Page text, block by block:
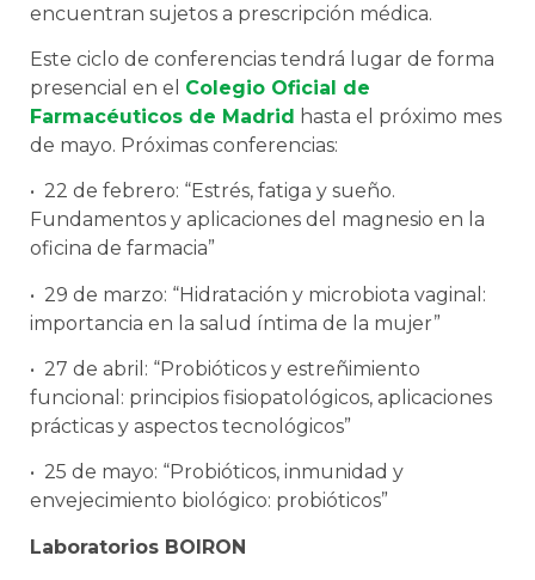
encuentran sujetos a prescripción médica.
Este ciclo de conferencias tendrá lugar de forma
presencial en el Colegio Oficial de
Farmacéuticos de Madrid hasta el próximo mes
de mayo. Próximas conferencias:
• 22 de febrero: “Estrés, fatiga y sueño.
Fundamentos y aplicaciones del magnesio en la
oficina de farmacia”
• 29 de marzo: “Hidratación y microbiota vaginal:
importancia en la salud íntima de la mujer”
• 27 de abril: “Probióticos y estreñimiento
funcional: principios fisiopatológicos, aplicaciones
prácticas y aspectos tecnológicos”
• 25 de mayo: “Probióticos, inmunidad y
envejecimiento biológico: probióticos”
Laboratorios BOIRON